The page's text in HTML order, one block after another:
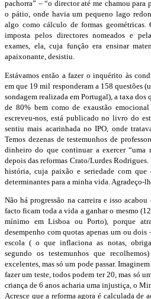
pachorra” – “o director até me chamou
o pátio, onde havia um pequeno lago
algo como cálculo de formas geométricas.
imposta pelos directores nomeados e
exames, ela, cuja função era ensinar
apaixonante, desistiu.
Estávamos então a fazer o inquérito às
em que 19 mil responderam a 158 questões
sondagem realizada em Portugal), a taxa dos
de 80% bem como de exaustão
escreveu-nos, está publicado no livro do
sentiu mais acarinhada no IPO, onde
Temos dezenas de testemunhos de
dinheiro do que continuar a exercer “uma
depois das reformas Crato/Lurdes
história, cuja paixão e seriedade com
determinantes para a minha vida. Agradeço-
Não há progressão na carreira e isso
facto ficam toda a vida a ganhar o mesmo
mínimo em Lisboa ou Porto), porque
desempenho com quotas apenas um ou
escola ( o que inflaciona as notas,
segundo os testemunhos que
excelentes, mas só um pode passar.
fazer um teste, todos podem ter 20, mas só
criança de 6 anos acharia uma injustiça, o
Acresce que a reforma agora é calculada de